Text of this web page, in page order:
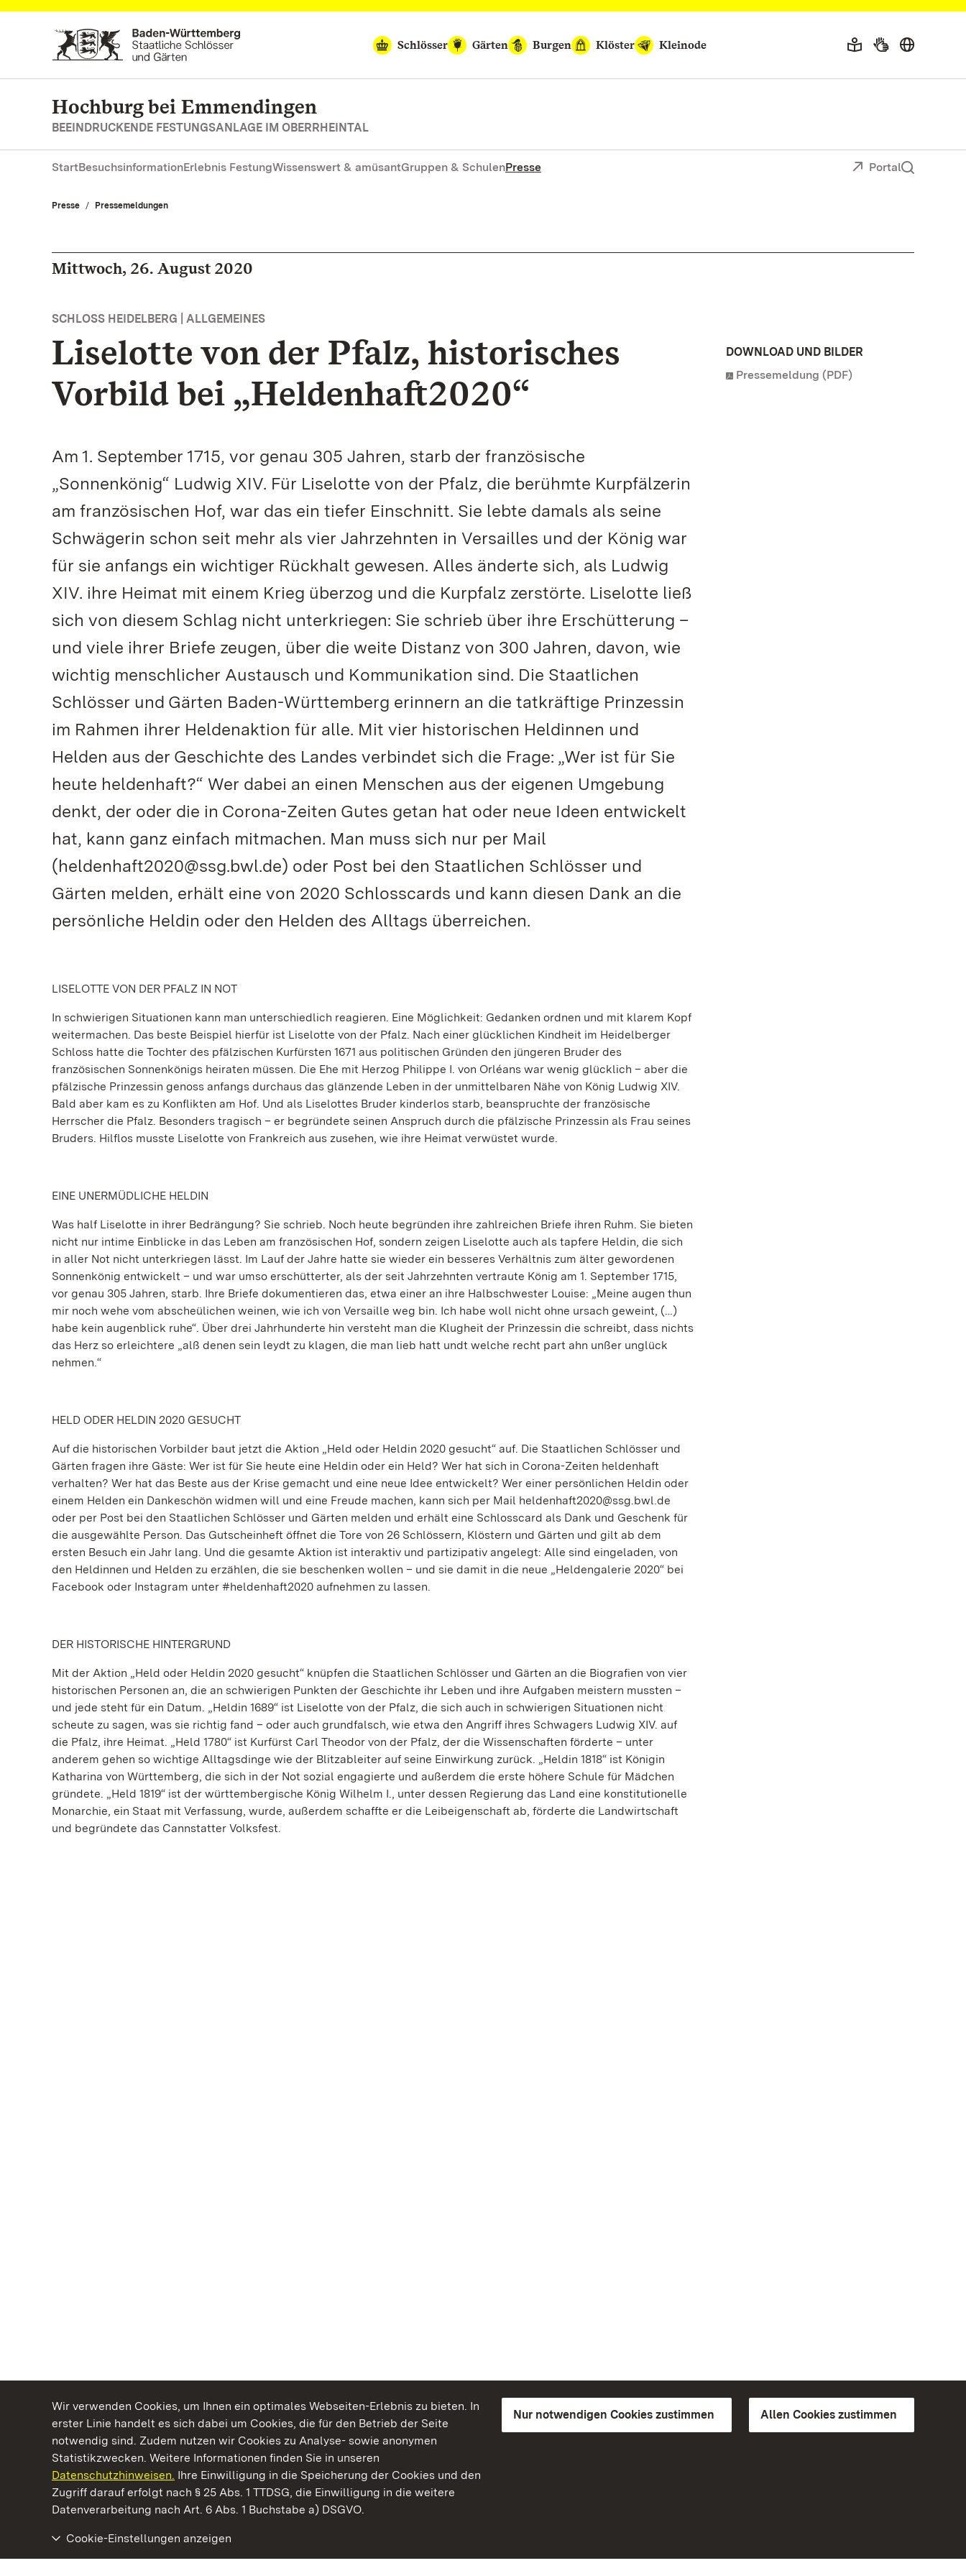
Wir verwenden Cookies, um Ihnen ein optimales Webseiten-Erlebnis zu bieten. In
erster Linie handelt es sich dabei um Cookies, die für den Betrieb der Seite
notwendig sind. Zudem nutzen wir Cookies zu Analyse- sowie anonymen
Statistikzwecken. Weitere Informationen finden Sie in unseren
Datenschutzhinweisen. Ihre Einwilligung in die Speicherung der Cookies und den
Zugriff darauf erfolgt nach § 25 Abs. 1 TTDSG, die Einwilligung in die weitere
Datenverarbeitung nach Art. 6 Abs. 1 Buchstabe a) DSGVO.
Nur notwendigen Cookies zustimmen Allen Cookies zustimmen
Cookie-Einstellungen anzeigen
Zum Hauptinhalt springen
Schlösser
Gärten Burgen Klöster Kleinode
Hochburg bei Emmendingen
BEEINDRUCKENDE FESTUNGSANLAGE IM OBERRHEINTAL
StartBesuchsinformationErlebnis FestungWissenswert & amüsantGruppen & SchulenPresse Portal
Presse Pressemeldungen
Mittwoch, 26. August 2020
SCHLOSS HEIDELBERG | ALLGEMEINES
Liselotte von der Pfalz, historisches
Vorbild bei „Heldenhaft2020“
Am 1. September 1715, vor genau 305 Jahren, starb der französische
„Sonnenkönig“ Ludwig XIV. Für Liselotte von der Pfalz, die berühmte Kurpfälzerin
am französischen Hof, war das ein tiefer Einschnitt. Sie lebte damals als seine
Schwägerin schon seit mehr als vier Jahrzehnten in Versailles und der König war
für sie anfangs ein wichtiger Rückhalt gewesen. Alles änderte sich, als Ludwig
XIV. ihre Heimat mit einem Krieg überzog und die Kurpfalz zerstörte. Liselotte ließ
sich von diesem Schlag nicht unterkriegen: Sie schrieb über ihre Erschütterung –
und viele ihrer Briefe zeugen, über die weite Distanz von 300 Jahren, davon, wie
wichtig menschlicher Austausch und Kommunikation sind. Die Staatlichen
Schlösser und Gärten Baden-Württemberg erinnern an die tatkräftige Prinzessin
im Rahmen ihrer Heldenaktion für alle. Mit vier historischen Heldinnen und
Helden aus der Geschichte des Landes verbindet sich die Frage: „Wer ist für Sie
heute heldenhaft?“ Wer dabei an einen Menschen aus der eigenen Umgebung
denkt, der oder die in Corona-Zeiten Gutes getan hat oder neue Ideen entwickelt
hat, kann ganz einfach mitmachen. Man muss sich nur per Mail
(heldenhaft2020@ssg.bwl.de) oder Post bei den Staatlichen Schlösser und
Gärten melden, erhält eine von 2020 Schlosscards und kann diesen Dank an die
persönliche Heldin oder den Helden des Alltags überreichen.
LISELOTTE VON DER PFALZ IN NOT
In schwierigen Situationen kann man unterschiedlich reagieren. Eine Möglichkeit: Gedanken ordnen und mit klarem Kopf
weitermachen. Das beste Beispiel hierfür ist Liselotte von der Pfalz. Nach einer glücklichen Kindheit im Heidelberger
Schloss hatte die Tochter des pfälzischen Kurfürsten 1671 aus politischen Gründen den jüngeren Bruder des
französischen Sonnenkönigs heiraten müssen. Die Ehe mit Herzog Philippe I. von Orléans war wenig glücklich – aber die
pfälzische Prinzessin genoss anfangs durchaus das glänzende Leben in der unmittelbaren Nähe von König Ludwig XIV.
Bald aber kam es zu Konflikten am Hof. Und als Liselottes Bruder kinderlos starb, beanspruchte der französische
Herrscher die Pfalz. Besonders tragisch – er begründete seinen Anspruch durch die pfälzische Prinzessin als Frau seines
Bruders. Hilflos musste Liselotte von Frankreich aus zusehen, wie ihre Heimat verwüstet wurde.
EINE UNERMÜDLICHE HELDIN
Was half Liselotte in ihrer Bedrängung? Sie schrieb. Noch heute begründen ihre zahlreichen Briefe ihren Ruhm. Sie bieten
nicht nur intime Einblicke in das Leben am französischen Hof, sondern zeigen Liselotte auch als tapfere Heldin, die sich
in aller Not nicht unterkriegen lässt. Im Lauf der Jahre hatte sie wieder ein besseres Verhältnis zum älter gewordenen
Sonnenkönig entwickelt – und war umso erschütterter, als der seit Jahrzehnten vertraute König am 1. September 1715,
vor genau 305 Jahren, starb. Ihre Briefe dokumentieren das, etwa einer an ihre Halbschwester Louise: „Meine augen thun
mir noch wehe vom abscheülichen weinen, wie ich von Versaille weg bin. Ich habe woll nicht ohne ursach geweint, (…)
habe kein augenblick ruhe“. Über drei Jahrhunderte hin versteht man die Klugheit der Prinzessin die schreibt, dass nichts
das Herz so erleichtere „alß denen sein leydt zu klagen, die man lieb hatt undt welche recht part ahn unßer unglück
nehmen.“
HELD ODER HELDIN 2020 GESUCHT
Auf die historischen Vorbilder baut jetzt die Aktion „Held oder Heldin 2020 gesucht“ auf. Die Staatlichen Schlösser und
Gärten fragen ihre Gäste: Wer ist für Sie heute eine Heldin oder ein Held? Wer hat sich in Corona-Zeiten heldenhaft
verhalten? Wer hat das Beste aus der Krise gemacht und eine neue Idee entwickelt? Wer einer persönlichen Heldin oder
einem Helden ein Dankeschön widmen will und eine Freude machen, kann sich per Mail heldenhaft2020@ssg.bwl.de
oder per Post bei den Staatlichen Schlösser und Gärten melden und erhält eine Schlosscard als Dank und Geschenk für
die ausgewählte Person. Das Gutscheinheft öffnet die Tore von 26 Schlössern, Klöstern und Gärten und gilt ab dem
ersten Besuch ein Jahr lang. Und die gesamte Aktion ist interaktiv und partizipativ angelegt: Alle sind eingeladen, von
den Heldinnen und Helden zu erzählen, die sie beschenken wollen – und sie damit in die neue „Heldengalerie 2020“ bei
Facebook oder Instagram unter #heldenhaft2020 aufnehmen zu lassen.
DER HISTORISCHE HINTERGRUND
Mit der Aktion „Held oder Heldin 2020 gesucht“ knüpfen die Staatlichen Schlösser und Gärten an die Biografien von vier
historischen Personen an, die an schwierigen Punkten der Geschichte ihr Leben und ihre Aufgaben meistern mussten –
und jede steht für ein Datum. „Heldin 1689“ ist Liselotte von der Pfalz, die sich auch in schwierigen Situationen nicht
scheute zu sagen, was sie richtig fand – oder auch grundfalsch, wie etwa den Angriff ihres Schwagers Ludwig XIV. auf
die Pfalz, ihre Heimat. „Held 1780“ ist Kurfürst Carl Theodor von der Pfalz, der die Wissenschaften förderte – unter
anderem gehen so wichtige Alltagsdinge wie der Blitzableiter auf seine Einwirkung zurück. „Heldin 1818“ ist Königin
Katharina von Württemberg, die sich in der Not sozial engagierte und außerdem die erste höhere Schule für Mädchen
gründete. „Held 1819“ ist der württembergische König Wilhelm I., unter dessen Regierung das Land eine konstitutionelle
Monarchie, ein Staat mit Verfassung, wurde, außerdem schaffte er die Leibeigenschaft ab, förderte die Landwirtschaft
und begründete das Cannstatter Volksfest.
DOWNLOAD UND BILDER
Pressemeldung (PDF)
Kommen. Staunen. Genießen.